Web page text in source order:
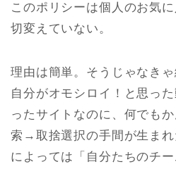
このポリシーは個人のお気
切変えていない。
理由は簡単。そうじゃなきゃ
自分がオモシロイ！と思っ
ったサイトなのに、何でも
索→取捨選択の手間が生ま
によっては「自分たちのチ